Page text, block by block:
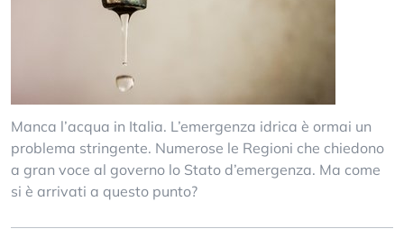
Manca l’acqua in Italia. L’emergenza idrica è ormai un
problema stringente. Numerose le Regioni che chiedono
a gran voce al governo lo Stato d’emergenza. Ma come
si è arrivati a questo punto?